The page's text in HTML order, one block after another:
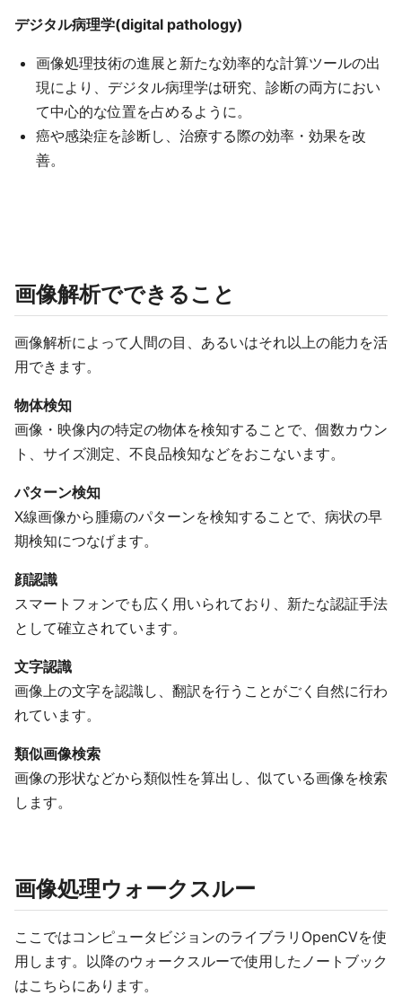
デジタル病理学(digital pathology)
画像処理技術の進展と新たな効率的な計算ツールの出
現により、デジタル病理学は研究、診断の両方におい
て中心的な位置を占めるように。
癌や感染症を診断し、治療する際の効率・効果を改
善。
画像解析でできること
画像解析によって人間の目、あるいはそれ以上の能力を活
用できます。
物体検知
画像・映像内の特定の物体を検知することで、個数カウン
ト、サイズ測定、不良品検知などをおこないます。
パターン検知
X線画像から腫瘍のパターンを検知することで、病状の早
期検知につなげます。
顔認識
スマートフォンでも広く用いられており、新たな認証手法
として確立されています。
文字認識
画像上の文字を認識し、翻訳を行うことがごく自然に行わ
れています。
類似画像検索
画像の形状などから類似性を算出し、似ている画像を検索
します。
画像処理ウォークスルー
ここではコンピュータビジョンのライブラリOpenCVを使
用します。以降のウォークスルーで使用したノートブック
はこちらにあります。